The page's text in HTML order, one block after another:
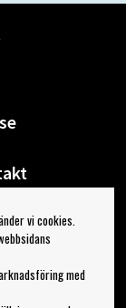
vi cookies.
med